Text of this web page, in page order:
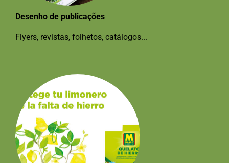
Desenho de publicações
Flyers, revistas, folhetos, catálogos...